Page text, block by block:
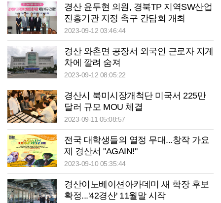
경산 윤두현 의원, 경북TP 지역SW산업
진흥기관 지정 촉구 간담회 개최
2023-09-12 03:46:44
경산 와촌면 공장서 외국인 근로자 지게
차에 깔려 숨져
2023-09-12 08:05:22
경산시 북미시장개척단 미국서 225만
달러 규모 MOU 체결
2023-09-11 05:08:57
전국 대학생들의 열정 무대...창작 가요
제 경산서 "AGAIN!"
2023-09-10 05:35:44
경산이노베이션아카데미 새 학장 후보
확정...'42경산' 11월말 시작